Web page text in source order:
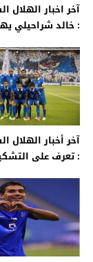
آخر اخبار الهلال
: خالد شراحيلي
آخر أخبار الهلال
: تعرف على
الفيصلي اليوم